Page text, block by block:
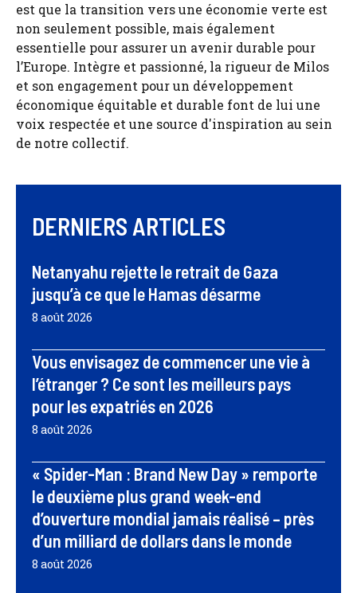
est que la transition vers une économie verte est
non seulement possible, mais également
essentielle pour assurer un avenir durable pour
l’Europe. Intègre et passionné, la rigueur de Milos
et son engagement pour un développement
économique équitable et durable font de lui une
voix respectée et une source d'inspiration au sein
de notre collectif.
DERNIERS ARTICLES
Netanyahu rejette le retrait de Gaza
jusqu’à ce que le Hamas désarme
8 août 2026
Vous envisagez de commencer une vie à
l’étranger ? Ce sont les meilleurs pays
pour les expatriés en 2026
8 août 2026
« Spider-Man : Brand New Day » remporte
le deuxième plus grand week-end
d’ouverture mondial jamais réalisé – près
d’un milliard de dollars dans le monde
8 août 2026